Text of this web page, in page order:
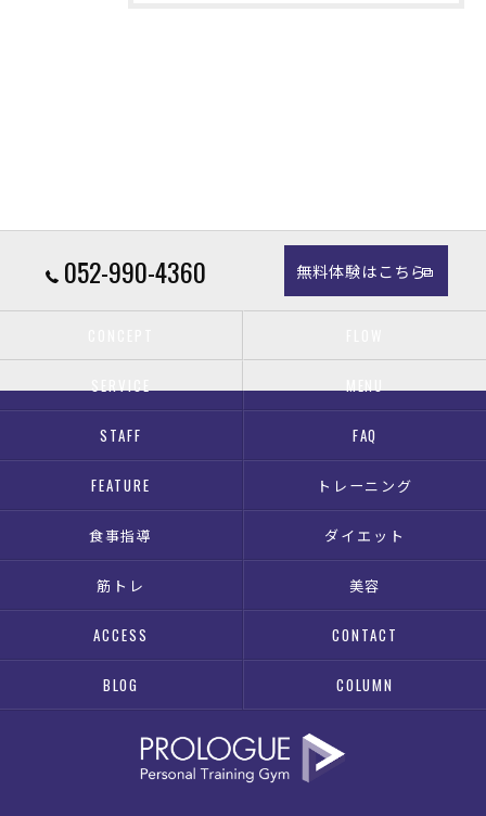
052-990-4360 無料体験はこちら
SERVICE MENU
STAFF FAQ
FEATURE トレーニング
食事指導 ダイエット
筋トレ 美容
ACCESS CONTACT
BLOG COLUMN